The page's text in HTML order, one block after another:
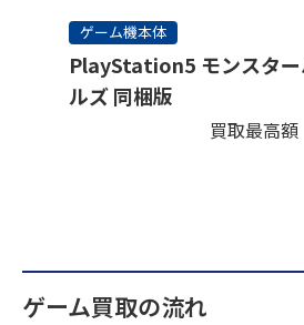
ゲーム機本体
PlayStation5 モンスター
ルズ 同梱版
買取最高額
ゲーム買取の流れ